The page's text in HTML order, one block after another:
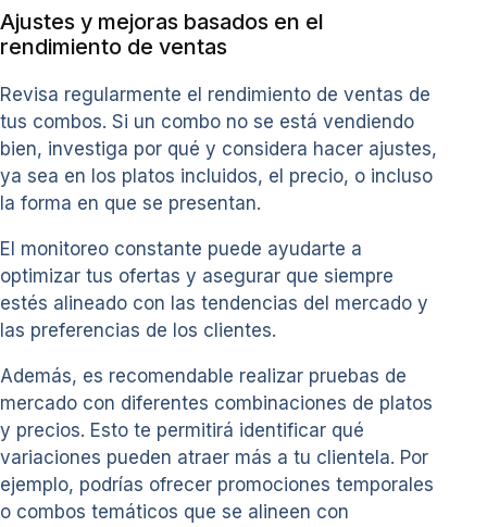
Ajustes y mejoras basados en el
rendimiento de ventas
Revisa regularmente el rendimiento de ventas de
tus combos. Si un combo no se está vendiendo
bien, investiga por qué y considera hacer ajustes,
ya sea en los platos incluidos, el precio, o incluso
la forma en que se presentan.
El monitoreo constante puede ayudarte a
optimizar tus ofertas y asegurar que siempre
estés alineado con las tendencias del mercado y
las preferencias de los clientes.
Además, es recomendable realizar pruebas de
mercado con diferentes combinaciones de platos
y precios. Esto te permitirá identificar qué
variaciones pueden atraer más a tu clientela. Por
ejemplo, podrías ofrecer promociones temporales
o combos temáticos que se alineen con